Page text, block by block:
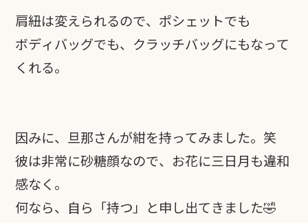
肩紐は変えられるので、ポシェットでも
ボディバッグでも、クラッチバッグにもなって
くれる。
因みに、旦那さんが紺を持ってみました。笑
彼は非常に砂糖顔なので、お花に三日月も違和
感なく。
何なら、自ら「持つ」と申し出てきました🤣